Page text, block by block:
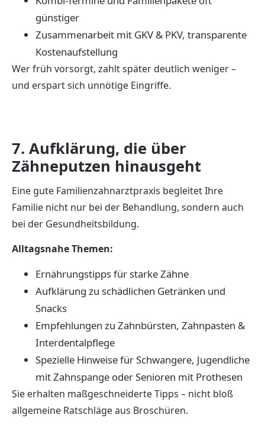
günstiger
Zusammenarbeit mit GKV & PKV, transparente
Kostenaufstellung
Wer früh vorsorgt, zahlt später deutlich weniger –
und erspart sich unnötige Eingriffe.
7. Aufklärung, die über
Zähneputzen hinausgeht
Eine gute Familienzahnarztpraxis begleitet Ihre
Familie nicht nur bei der Behandlung, sondern auch
bei der Gesundheitsbildung.
Alltagsnahe Themen:
Ernährungstipps für starke Zähne
Aufklärung zu schädlichen Getränken und
Snacks
Empfehlungen zu Zahnbürsten, Zahnpasten &
Interdentalpflege
Spezielle Hinweise für Schwangere, Jugendliche
mit Zahnspange oder Senioren mit Prothesen
Sie erhalten maßgeschneiderte Tipps – nicht bloß
allgemeine Ratschläge aus Broschüren.